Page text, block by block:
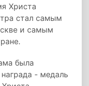
Христа
стал самым
и самым
была
- медаль